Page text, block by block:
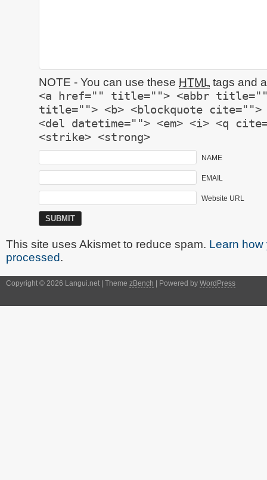
NOTE - You can use these HTML tags and
<a href="" title=""> <abbr title="">
title=""> <b> <blockquote cite="">
<del datetime=""> <em> <i> <q
<strike> <strong>
NAME
EMAIL
Website URL
This site uses Akismet to reduce spam. Learn how
processed.
Copyright © 2026 Langui.net | Theme zBench | Powered by WordPress